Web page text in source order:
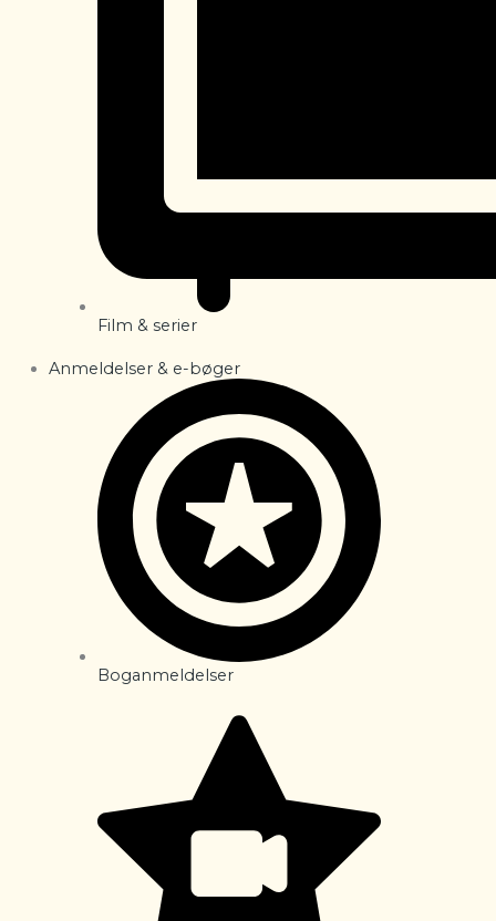
Film & serier
Anmeldelser & e-bøger
Boganmeldelser